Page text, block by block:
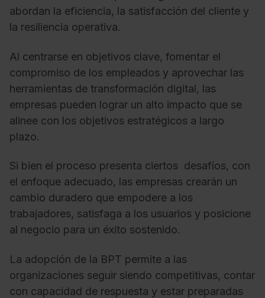
abordan la eficiencia, la satisfacción del cliente y
la resiliencia operativa.
Al centrarse en objetivos clave, fomentar el
compromiso de los empleados y aprovechar las
herramientas de transformación digital, las
empresas pueden lograr un alto impacto que se
alinee con los objetivos estratégicos a largo
plazo.
Si bien el proceso presenta ciertos desafíos, con
el enfoque adecuado, las empresas crearán un
cambio duradero que empodere a los
trabajadores, satisfaga a los usuarios y posicione
al negocio para un éxito sostenido.
La adopción de la BPT permite a las
organizaciones seguir siendo competitivas, contar
con capacidad de respuesta y estar preparadas